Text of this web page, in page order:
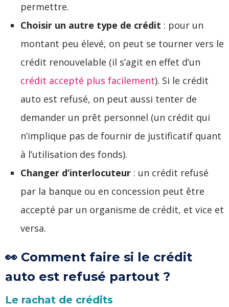
permettre.
Choisir un autre type de crédit : pour un
montant peu élevé, on peut se tourner vers le
crédit renouvelable (il s’agit en effet d’un
crédit accepté plus facilement). Si le crédit
auto est refusé, on peut aussi tenter de
demander un prêt personnel (un crédit qui
n’implique pas de fournir de justificatif quant
à l’utilisation des fonds).
Changer d’interlocuteur : un crédit refusé
par la banque ou en concession peut être
accepté par un organisme de crédit, et vice et
versa.
👀 Comment faire si le crédit
auto est refusé partout ?
Le rachat de crédits